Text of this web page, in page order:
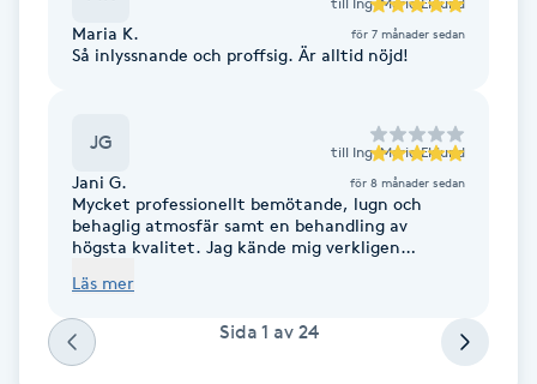
Fet hårbotten
Fettreducering
Fibromassage
Fotmassage
Maria K. för 7 månader sedan
Så inlyssnande och proffsig. Är alltid nöjd!
JG till Ing-Marie Eklund
Jani G. för 8 månader sedan
Mycket professionellt bemötande, lugn och
behaglig atmosfär samt en behandling av
högsta kvalitet. Jag kände mig verkligen
Rekommenderas varmt.
Läs mer
Sida 1 av 24